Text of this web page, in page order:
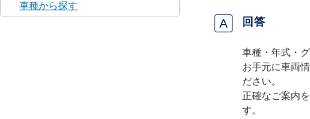
車種から探す
回答
車種・年式・
お手元に車両
ださい。
正確なご案内
す。